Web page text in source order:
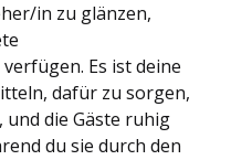
in zu glänzen,
Es ist deine
dafür zu sorgen,
und die Gäste ruhig
du sie durch den